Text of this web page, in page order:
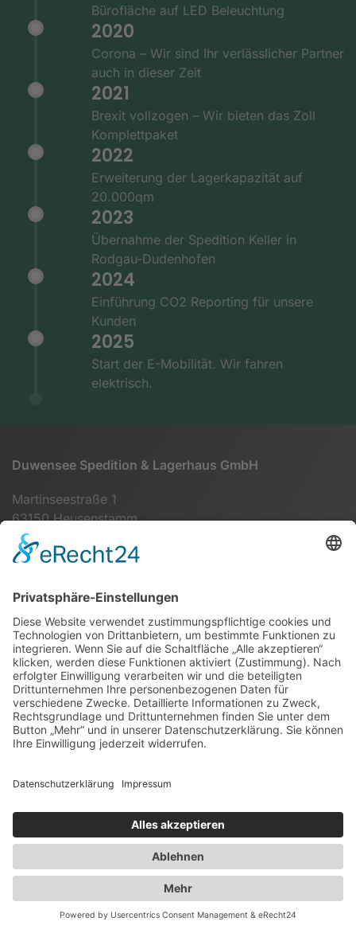
Bürofläche auf LED Beleuchtung
2020
Corona – Wir sind Ihr verlässlicher Partner
auch in dieser Zeit
2021
Brexit vollzogen – Wir bieten das Zoll
Komplettpaket
2022
Erweiterung der Lagerkapazität auf
20.000qm
2023
Übernahme der Spedition Keller in
Rodgau-Dudenhofen
2024
Einführung CO2 Reporting für unsere
Kunden
2025
Start der E-Mobilität. Wir fahren
elektrisch.
Duwensee Spedition & Lagerhaus GmbH
Martinseestraße 1
63150 Heusenstamm
+49 (0) 6104 64860 - 00
Spezialisten für:
Fernverkehr Transport Europa
Nahverkehr Transport Rhein-Main
UK-Transporte
Lagerlogistik
Weiteres:
Datenschutzerklärung
Duwensee auf Facebook